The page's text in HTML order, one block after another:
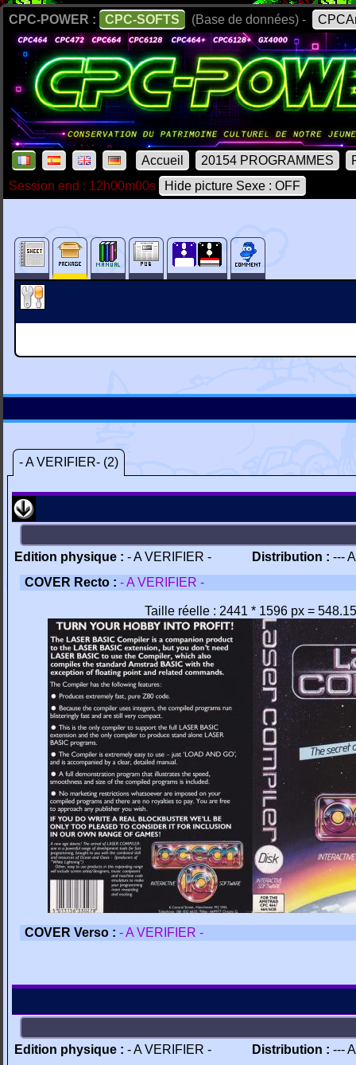
CPC-POWER : CPC-SOFTS (Base de données) -
Accueil 20154 PROGRAMMES
Session end : 12h00m00s
Hide picture Sexe : OFF
- A VERIFIER- (2)
Edition physique : - A VERIFIER - Distribution : ---
COVER Recto : - A VERIFIER -
Taille réelle : 2441 * 1596 px =
COVER Verso : - A VERIFIER -
Edition physique : - A VERIFIER - Distribution : ---